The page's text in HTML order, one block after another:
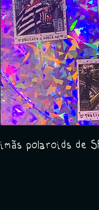
imãs polaroids de